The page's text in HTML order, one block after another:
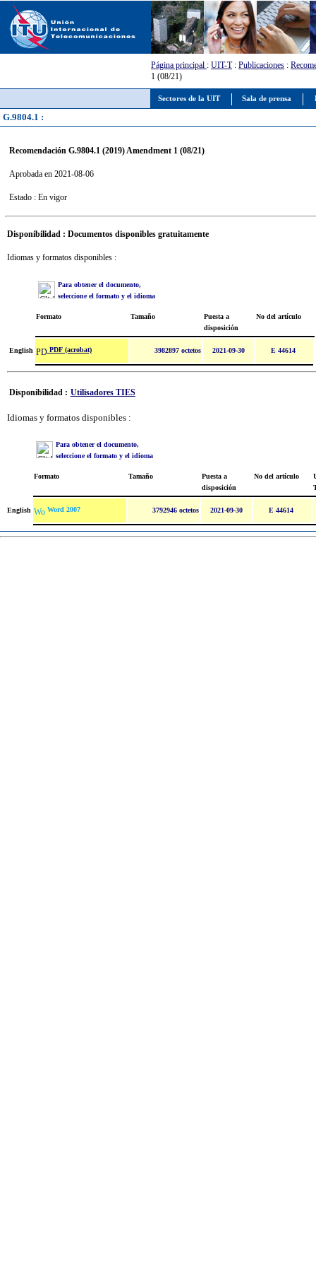
Sectores de la UIT Sala de prensa
Página principal : UIT-T: Publicaciones :
1 (08/21)
G.9804.1 :
Recomendación G.9804.1 (2019) Amendment 1 (08/21)
Aprobada en 2021-08-06
Estado : En vigor
Disponibilidad : Documentos disponibles gratuitamente
Idiomas y formatos disponibles :
Para obtener el documento,
seleccione el formato y el idioma
Formato Tamaño
Puesta a
disposición
No del artículo
English PDF (acrobat) 3982897 octetos 2021-09-30 E 44614
Disponibilidad : Utilisadores TIES
Idiomas y formatos disponibles :
Para obtener el documento,
seleccione el formato y el idioma
Formato Tamaño
Puesta a
disposición
No del artículo
English Word 2007 3792946 octetos 2021-09-30 E 44614